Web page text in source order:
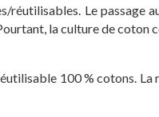
réutilisables. Le
la culture de coton
100 % cotons.